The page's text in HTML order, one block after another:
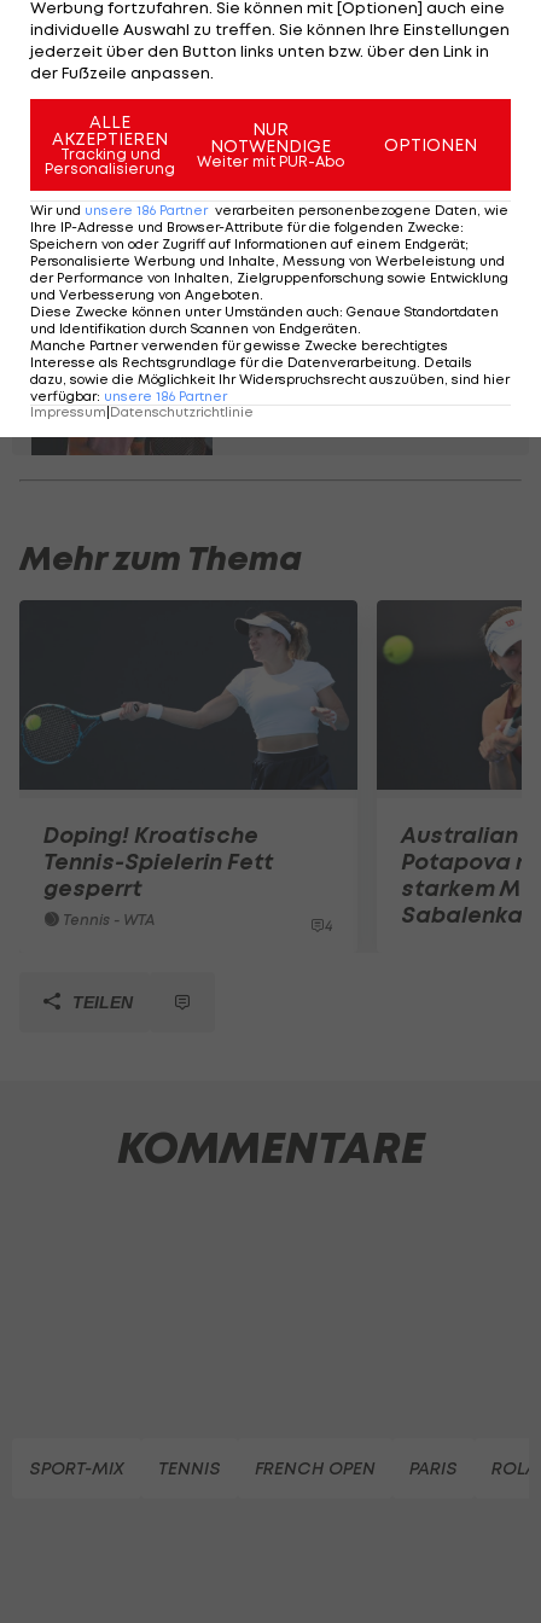
gewann Potapova beim Mädchen-Wettbewerb
von Roland Garros im Viertelfinale.
Matchball um 3:06 Uhr!
Djokovic übersteht
Paris-Nachtschicht
Tennis
Joel Schwärzler
verrät: "Das war ein
Gamechanger!"
Mehr zum Thema
Doping! Kroatische
Tennis-Spielerin Fett
gesperrt
Tennis - WTA 4
Australian
Potapova
starkem
Sabalenka
TEILEN
KOMMENTARE
SPORT-MIX TENNIS FRENCH OPEN PARIS
Werbung fortzufahren. Sie können mit [Optionen] auch eine
individuelle Auswahl zu treffen. Sie können Ihre Einstellungen
jederzeit über den Button links unten bzw. über den Link in
der Fußzeile anpassen.
ALLE
AKZEPTIEREN
Tracking und
Personalisierung
NUR
NOTWENDIGE
Weiter mit PUR-Abo
OPTIONEN
Wir und unsere 186 Partner verarbeiten personenbezogene Daten, wie
Ihre IP-Adresse und Browser-Attribute für die folgenden Zwecke:
Speichern von oder Zugriff auf Informationen auf einem Endgerät;
Personalisierte Werbung und Inhalte, Messung von Werbeleistung und
der Performance von Inhalten, Zielgruppenforschung sowie Entwicklung
und Verbesserung von Angeboten
Diese Zwecke können unter Umständen auch: Genaue Standortdaten
und Identifikation durch Scannen von Endgeräten
Manche Partner verwenden für gewisse Zwecke berechtigtes
Interesse als Rechtsgrundlage für die Datenverarbeitung. Details
dazu, sowie die Möglichkeit Ihr Widerspruchsrecht auszuüben, sind hier
verfügbar: unsere 186 Partner
Impressum|Datenschutzrichtlinie